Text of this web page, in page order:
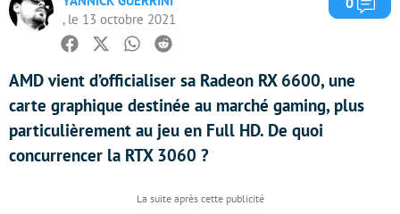
, le 13 octobre 2021
Facebook
TwitterWhatsapp
Reddit
AMD vient d’officialiser sa Radeon RX 6600, une
carte graphique destinée au marché gaming, plus
particulièrement au jeu en Full HD. De quoi
concurrencer la RTX 3060 ?